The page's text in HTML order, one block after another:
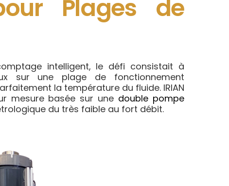
Plages de
intelligent, le défi consistait à
sur une plage de fonctionnement
la température du fluide. IRIAN
mesure basée sur une double pompe
du très faible au fort débit.